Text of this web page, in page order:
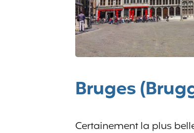
Bruges
Certainement la plus